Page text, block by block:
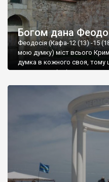
Богом дана
Феодосія (Кафа-12 (13) -15
мою думку) міст всього
думка в кожного своя, тому
запрошую відвідати це